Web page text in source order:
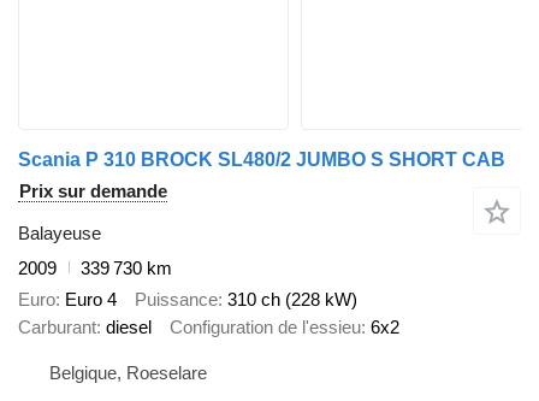
Scania P 310 BROCK SL480/2 JUMBO S SHORT CAB
Prix sur demande
Balayeuse
2009
339 730 km
Euro Euro 4 Puissance 310 ch (228 kW)
Carburant diesel Configuration de l'essieu 6x2
Belgique, Roeselare